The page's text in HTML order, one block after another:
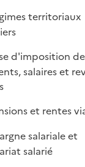
territoriaux
d'imposition
salaires et
et rentes
salariale et
salarié